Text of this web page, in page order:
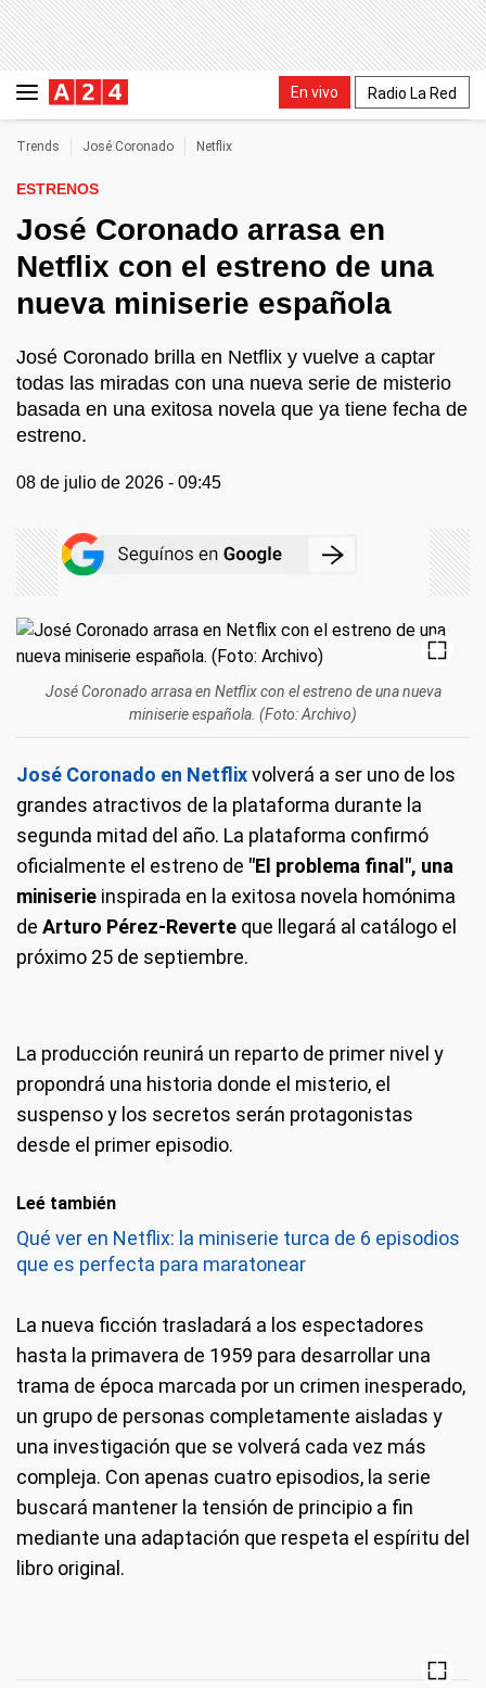
En vivo Radio La Red
Trends José Coronado Netflix
ESTRENOS
José Coronado arrasa en
Netflix con el estreno de una
nueva miniserie española
José Coronado brilla en Netflix y vuelve a captar
todas las miradas con una nueva serie de misterio
basada en una exitosa novela que ya tiene fecha de
estreno.
08 de julio de 2026 - 09:45
José Coronado arrasa en Netflix con el estreno de una nueva
miniserie española. (Foto: Archivo)
José Coronado en Netflixvolverá a ser uno de los
grandes atractivos de la plataforma durante la
segunda mitad del año. La plataforma confirmó
oficialmente el estreno de "El problema final", una
miniserie inspirada en la exitosa novela homónima
de Arturo Pérez-Reverte que llegará al catálogo el
próximo 25 de septiembre.
La producción reunirá un reparto de primer nivel y
propondrá una historia donde el misterio, el
suspenso y los secretos serán protagonistas
desde el primer episodio.
Leé también
Qué ver en Netflix: la miniserie turca de 6 episodios
que es perfecta para maratonear
La nueva ficción trasladará a los espectadores
hasta la primavera de 1959 para desarrollar una
trama de época marcada por un crimen inesperado,
un grupo de personas completamente aisladas y
una investigación que se volverá cada vez más
compleja. Con apenas cuatro episodios, la serie
buscará mantener la tensión de principio a fin
mediante una adaptación que respeta el espíritu del
libro original.